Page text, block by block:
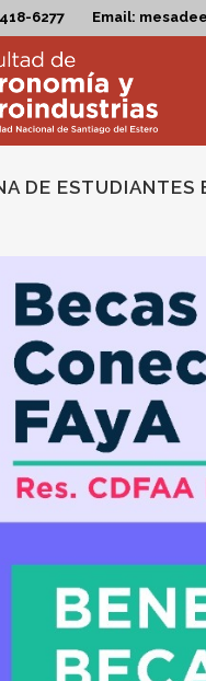
Email:
6277
DE ESTUDIANTES